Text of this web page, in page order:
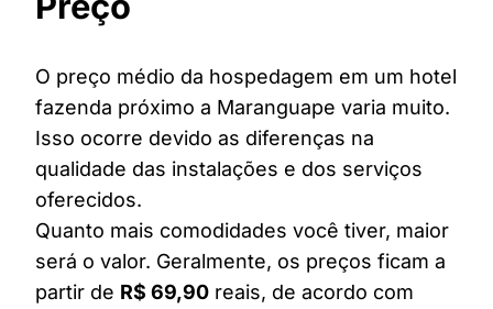
O preço médio da hospedagem em um hotel
fazenda próximo a Maranguape varia muito.
Isso ocorre devido as diferenças na
qualidade das instalações e dos serviços
oferecidos.
Quanto mais comodidades você tiver, maior
será o valor. Geralmente, os preços ficam a
partir de R$ 69,90 reais, de acordo com